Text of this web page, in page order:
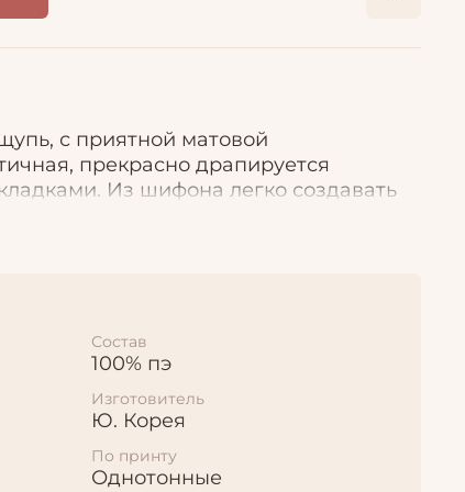
с приятной матовой
прекрасно драпируется
Из шифона легко создавать
сложного кроя с большим
элементов: оборок, воланов,
Состав
100% пэ
Изготовитель
Ю. Корея
По принту
Однотонные